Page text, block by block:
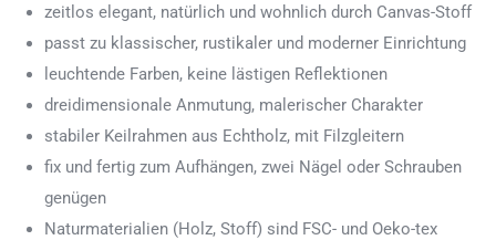
zeitlos elegant, natürlich und wohnlich durch Canvas-Stoff
passt zu klassischer, rustikaler und moderner Einrichtung
leuchtende Farben, keine lästigen Reflektionen
dreidimensionale Anmutung, malerischer Charakter
stabiler Keilrahmen aus Echtholz, mit Filzgleitern
fix und fertig zum Aufhängen, zwei Nägel oder Schrauben
genügen
Naturmaterialien (Holz, Stoff) sind FSC- und Oeko-tex